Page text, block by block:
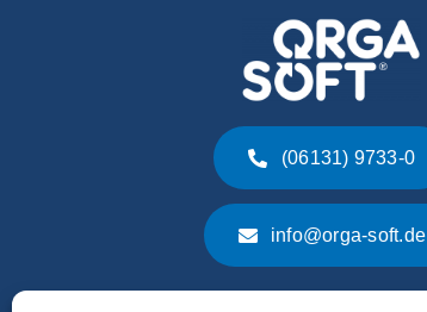
(06131) 9733-0
info@orga-soft.de